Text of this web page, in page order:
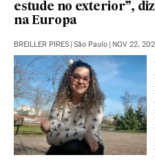
estude no exterior”,
na Europa
BREILLER PIRES | São Paulo | NOV 22,